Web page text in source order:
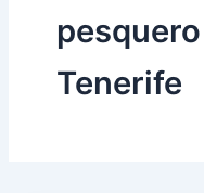
Tenerife